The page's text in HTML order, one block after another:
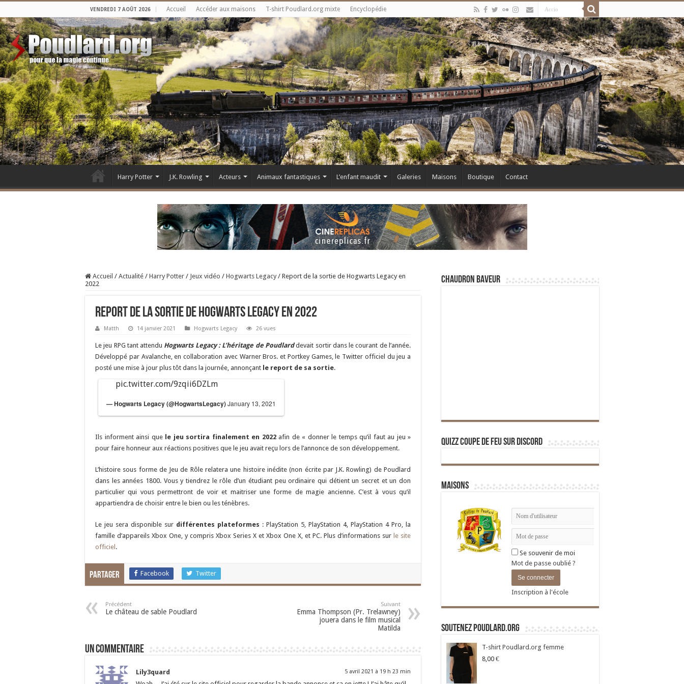
VENDREDI 7 AOÛT 2026 Accueil Accéder aux maisons T-shirt Poudlard.org mixte Encyclopédie
Harry Potter J.K. Rowling Acteurs Animaux fantastiques L’enfant maudit Galeries Maisons Boutique Contact
Accueil / Actualité / Harry Potter / Jeux vidéo / Hogwarts Legacy / Report de la sortie de Hogwarts Legacy en
2022
Report de la sortie de Hogwarts Legacy en 2022
Matth 14 janvier 2021 Hogwarts Legacy 26 vues
Le jeu RPG tant attendu Hogwarts Legacy : L’héritage de Poudlarddevait sortir dans le courant de l’année.
Développé par Avalanche, en collaboration avec Warner Bros. et Portkey Games, le Twitter officiel du jeu a
posté une mise à jour plus tôt dans la journée, annonçant le report de sa sortie.
pic.twitter.com/9zqii6DZLm
— Hogwarts Legacy (@HogwartsLegacy)January 13, 2021
Ils informent ainsi quele jeu sortira finalement en 2022afin de « donner le temps qu’il faut au jeu »
pour faire honneur aux réactions positives que le jeu avait reçu lors de l’annonce de son développement.
L’histoire sous forme de Jeu de Rôle relatera une histoire inédite (non écrite par J.K. Rowling) de Poudlard
dans les années 1800. Vous y tiendrez le rôle d’un étudiant peu ordinaire qui détient un secret et un don
particulier qui vous permettront de voir et maitriser une forme de magie ancienne. C’est à vous qu’il
appartiendra de choisir entre le bien ou les ténèbres.
Le jeu sera disponible sur différentes plateformes : PlayStation 5, PlayStation 4, PlayStation 4 Pro, la
famille d’appareils Xbox One, y compris Xbox Series X et Xbox One X, et PC. Plus d’informations sur le site
officiel .
Partager Facebook Twitter
Précédent
Le château de sable Poudlard
Suivant
Emma Thompson (Pr. Trelawney)
jouera dans le film musical
Matilda
Un commentaire
Lily3quard 5 avril 2021 à 19 h 23 min
Chaudron Baveur
Quizz Coupe de Feu sur Discord
Maisons
Se souvenir de moi
Mot de passe oublié ?
Inscription à l'école
Soutenez Poudlard.org
T-shirt Poudlard.org femme
8,00 €